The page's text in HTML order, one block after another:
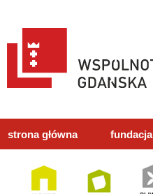
strona główna fundacja